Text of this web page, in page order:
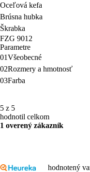
Oceľová kefa
Brúsna hubka
Škrabka
FZG 9012
Parametre
01Všeobecné
02Rozmery a hmotnosť
03Farba
5 z 5
hodnotil celkom
1 overený zákazník
hodnotený